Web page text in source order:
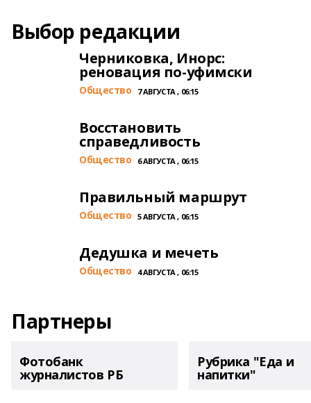
Выбор редакции
Черниковка, Инорс:
реновация по-уфимски
Общество 7 АВГУСТА , 06:15
Восстановить
справедливость
Общество 6 АВГУСТА , 06:15
Правильный маршрут
Общество 5 АВГУСТА , 06:15
Дедушка и мечеть
Общество 4 АВГУСТА , 06:15
Партнеры
Фотобанк
журналистов РБ
Рубрика "Еда и
напитки"